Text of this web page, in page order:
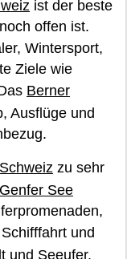
ist der beste
offen ist.
Wintersport,
Ziele wie
Berner
Ausflüge und
zu sehr
Genfer See
und
und Seeufer.